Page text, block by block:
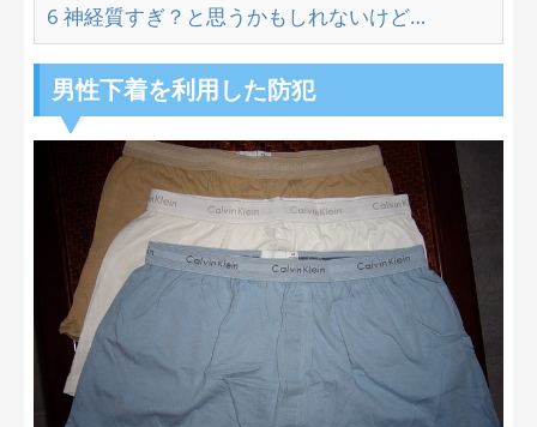
6 神経質すぎ？と思うかもしれないけど…
男性下着を利用した防犯